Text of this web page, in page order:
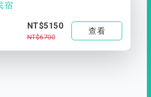
宿
NT$5150
NT$6700
查看